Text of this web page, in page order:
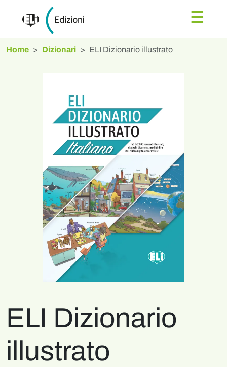
☰
Home Dizionari ELI Dizionario illustrato
ELI Dizionario
illustrato